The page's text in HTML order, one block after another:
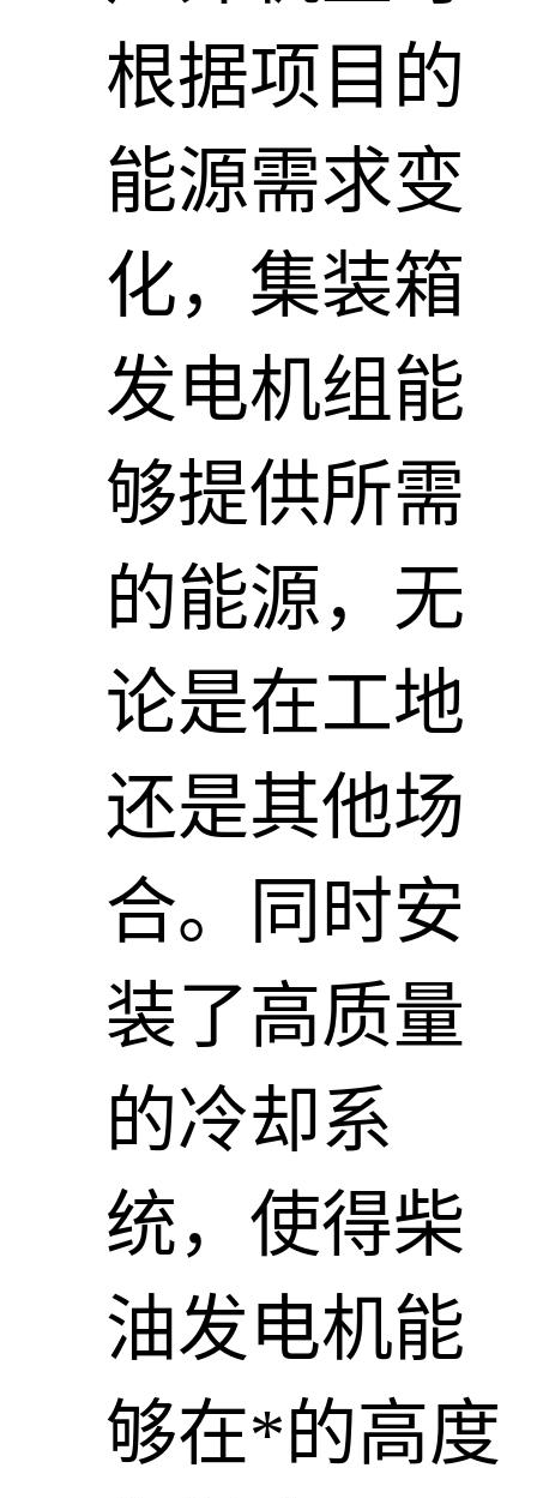
根据项目的
能源需求变
化，集装箱
发电机组能
够提供所需
的能源，无
论是在工地
还是其他场
合。同时安
装了高质量
的冷却系
统，使得柴
油发电机能
够在*的高度